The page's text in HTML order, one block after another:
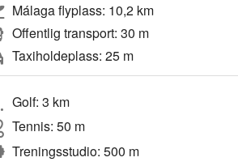
Málaga flyplass: 10,2 km
Offentlig transport: 30 m
Taxiholdeplass: 25 m
Golf: 3 km
Tennis: 50 m
Treningsstudio: 500 m